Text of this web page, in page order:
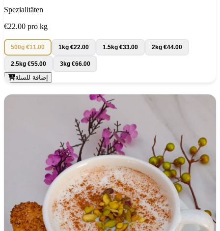
Spezialitäten
€22.00 pro kg
500g €11.00 1kg €22.00 1.5kg €33.00 2kg €44.00
2.5kg €55.00 3kg €66.00
إضافة للسلة